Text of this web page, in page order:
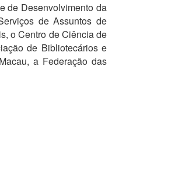
de Desenvolvimento da
de Assuntos de
o Centro de Ciência de
de Bibliotecários e
a Federação das